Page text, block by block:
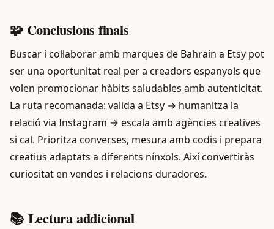
🧩 Conclusions finals
Buscar i col·laborar amb marques de Bahrain a Etsy pot
ser una oportunitat real per a creadors espanyols que
volen promocionar hàbits saludables amb autenticitat.
La ruta recomanada: valida a Etsy → humanitza la
relació via Instagram → escala amb agències creatives
si cal. Prioritza converses, mesura amb codis i prepara
creatius adaptats a diferents nínxols. Així convertiràs
curiositat en vendes i relacions duradores.
📚 Lectura addicional